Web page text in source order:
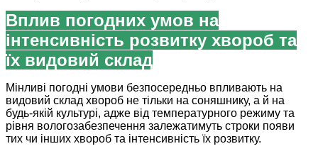
Вплив погодних умов на
інтенсивність розвитку хвороб та
їх видовий склад
Мінливі погодні умови безпосередньо впливають на
видовий склад хвороб не тільки на соняшнику, а й на
будь-якій культурі, адже від температурного режиму та
рівня вологозабезпечення залежатимуть строки появи
тих чи інших хвороб та інтенсивність їх розвитку.